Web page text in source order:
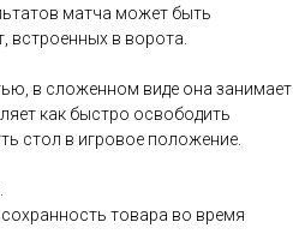
матча может быть
встроенных в ворота.
в сложенном виде она занимает
как быстро освободить
стол в игровое положение.
товара во время